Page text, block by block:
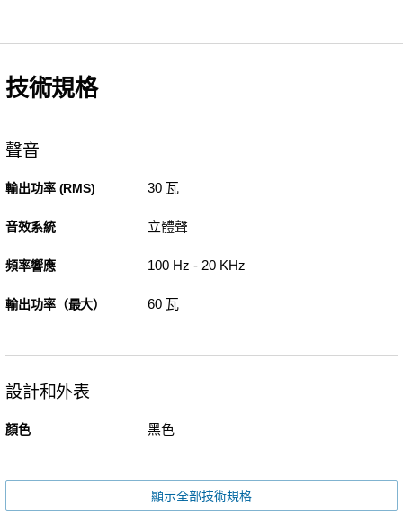
技術規格
聲音
輸出功率 (RMS) 30 瓦
音效系統 立體聲
頻率響應 100 Hz - 20 KHz
輸出功率（最大） 60 瓦
設計和外表
顏色 黑色
顯示全部技術規格